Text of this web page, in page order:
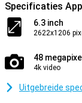
Specificaties
6.3 inch
2622x1206
48
4k video
Uitgebreide